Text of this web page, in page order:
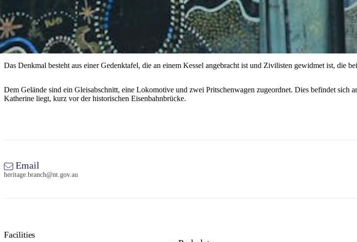
Das Denkmal besteht aus einer Gedenktafel, die an einem Kessel angebracht ist und Zivilisten gewidmet ist, die
Dem Gelände sind ein Gleisabschnitt, eine Lokomotive und zwei Pritschenwagen zugeordnet. Dies befindet
Katherine liegt, kurz vor der historischen Eisenbahnbrücke.
Email
heritage.branch@nt.gov.au
Facilities